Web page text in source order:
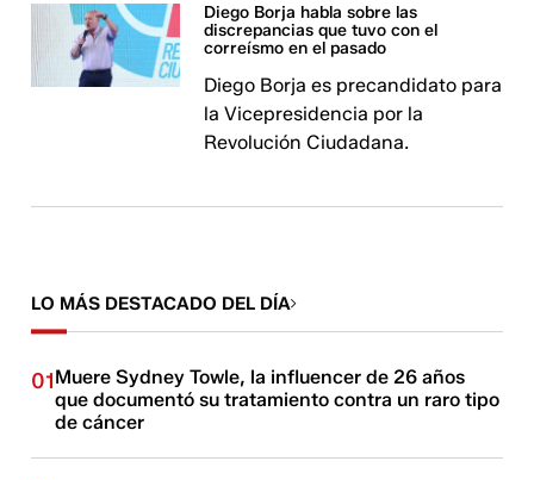
Diego Borja habla sobre las
discrepancias que tuvo con el
correísmo en el pasado
Diego Borja es precandidato para
la Vicepresidencia por la
Revolución Ciudadana.
LO MÁS DESTACADO DEL DÍA
01Muere Sydney Towle, la influencer de 26 años
que documentó su tratamiento contra un raro tipo
de cáncer